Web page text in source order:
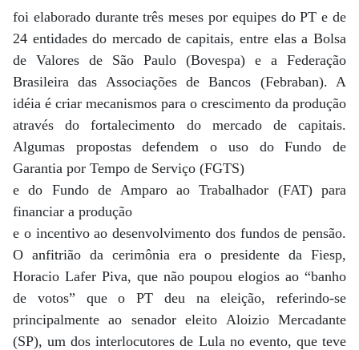
foi elaborado durante três meses por equipes do PT e de
24 entidades do mercado de capitais, entre elas a Bolsa
de Valores de São Paulo (Bovespa) e a Federação
Brasileira das Associações de Bancos (Febraban). A
idéia é criar mecanismos para o crescimento da produção
através do fortalecimento do mercado de capitais.
Algumas propostas defendem o uso do Fundo de
Garantia por Tempo de Serviço (FGTS)
e do Fundo de Amparo ao Trabalhador (FAT) para
financiar a produção
e o incentivo ao desenvolvimento dos fundos de pensão.
O anfitrião da cerimônia era o presidente da Fiesp,
Horacio Lafer Piva, que não poupou elogios ao “banho
de votos” que o PT deu na eleição, referindo-se
principalmente ao senador eleito Aloizio Mercadante
(SP), um dos interlocutores de Lula no evento, que teve